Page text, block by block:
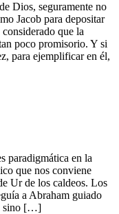
Dios, seguramente no
Jacob para depositar
que la
poco promisorio. Y si
para ejemplificar en él,
paradigmática en la
que nos conviene
Ur de los caldeos. Los
a Abraham guiado
sino […]